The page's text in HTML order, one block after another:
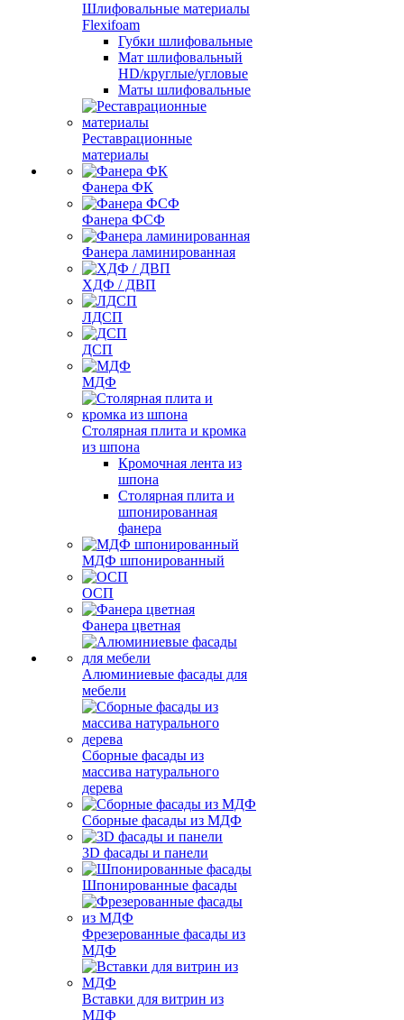
Шлифовальные материалы
Flexifoam
Губки шлифовальные
Мат шлифовальный
HD/круглые/угловые
Маты шлифовальные
Реставрационные
материалы
Фанера ФК
Фанера ФСФ
Фанера ламинированная
ХДФ / ДВП
ЛДСП
ДСП
МДФ
Столярная плита и кромка
из шпона
Кромочная лента из
шпона
Столярная плита и
шпонированная
фанера
МДФ шпонированный
ОСП
Фанера цветная
Алюминиевые фасады для
мебели
Сборные фасады из
массива натурального
дерева
Сборные фасады из МДФ
3D фасады и панели
Шпонированные фасады
Фрезерованные фасады из
МДФ
Вставки для витрин из
МДФ